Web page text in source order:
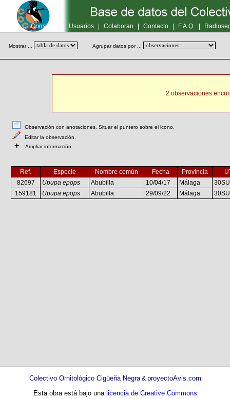
Inicio | Consultas Usuarios Colaboran Contacto F.A.Q.
Mostrar ... Agrupar datos por ...
2 observaciones
Observación con anotaciones. Situar el puntero sobre el icono.
Editar la observación.
+ Ampliar información.
Ref. Especie Nombre común Fecha Provincia
82697
Upupa epops Abubilla 10/04/17 Málaga
159181
Upupa epops Abubilla 29/09/22 Málaga
Colectivo Ornitológico Cigüeña Negra& proyectoAvis.com
Esta obra está bajo una licencia de Creative Commons